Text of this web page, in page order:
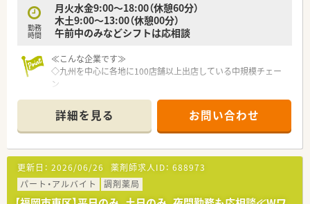
経験を考慮した上で給与額が決定されます。
■ 昇給は年に1回4月に、賞与は年に2回、合計4.00ヶ月分という
非常に高い水準で支給される見込みです。
育制度など福利厚生も充実しています。
勤務
時間
月火水金9:00～18:00（休憩60分）
木土9:00～13:00（休憩00分）
午前中のみなどシフトは応相談
≪こんな企業です≫
◇九州を中心に各地に100店舗以上出店している中規模チェー
ン
≪こんな薬局です≫
◇外科、小児科メインで在宅もございます。
◇事務の方もしっかりサポートしてくれます
◇ラウンダー社員の方もいるのでシフト調整も可
詳細を見る お問い合わせ
更新日： 2026/06/26 薬剤師求人ID： 688973
パート・アルバイト
調剤薬局